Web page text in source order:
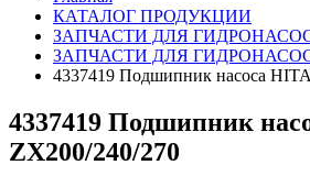
КАТАЛОГ ПРОДУКЦИИ
ЗАПЧАСТИ ДЛЯ
ЗАПЧАСТИ ДЛЯ
4337419 Подшипник насоса
4337419 Подшипник
ZX200/240/270